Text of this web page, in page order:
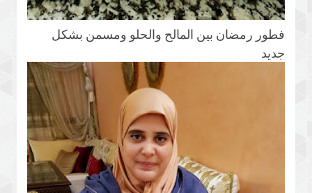
فطور رمضان بين المالح والحلو ومسمن بشكل
جديد